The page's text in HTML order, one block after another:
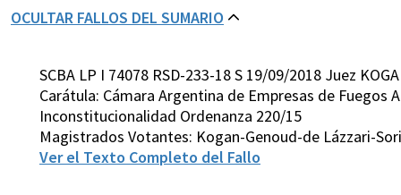
OCULTAR FALLOS DEL SUMARIO
SCBA LP I 74078 RSD-233-18 S 19/09/2018 Juez
Carátula: Cámara Argentina de Empresas de
Inconstitucionalidad Ordenanza 220/15
Magistrados Votantes: Kogan-Genoud-de Lázzari-
Ver el Texto Completo del Fallo